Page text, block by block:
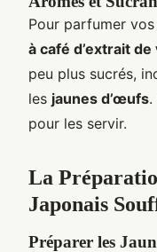
Pour parfumer
à café d’extrait de
peu plus sucrés,
les jaunes d’œufs.
pour les servir.
La
Japonais
Préparer les